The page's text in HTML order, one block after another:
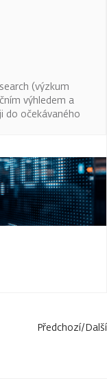
(výzkum
výhledem a
do očekávaného
Předchozí/Další